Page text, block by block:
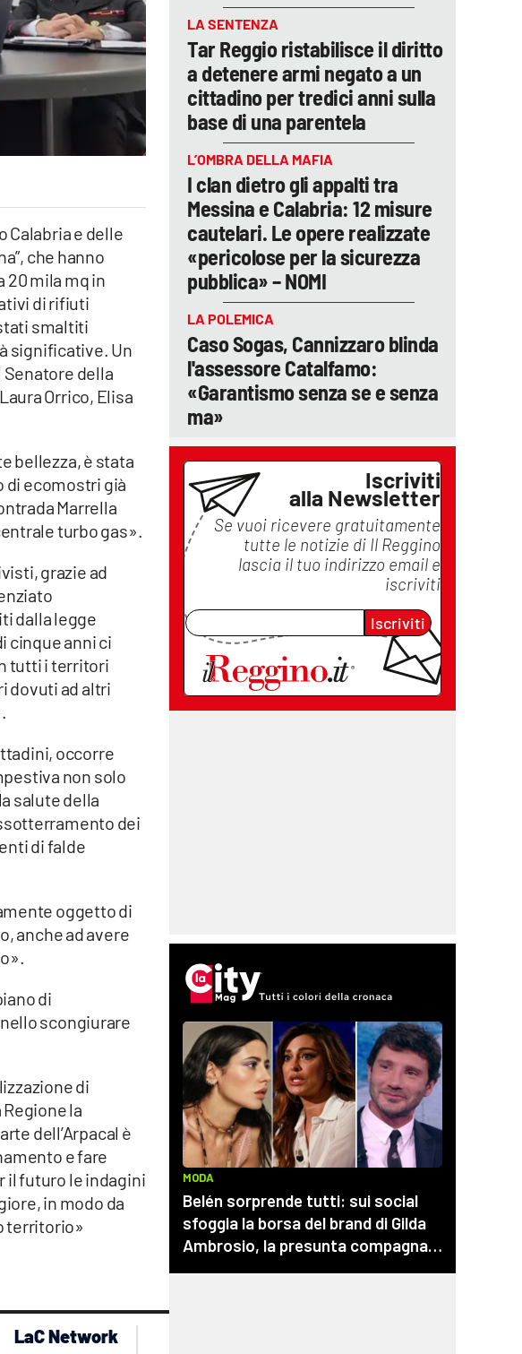
Calabria e delle
che hanno
mila mq in
di rifiuti
smaltiti
significative. Un
della
Orrico, Elisa
bellezza, è stata
di ecomostri già
Marrella
turbo gas».
grazie ad
dalla legge
cinque anni ci
tutti i territori
dovuti ad altri
occorre
non solo
salute della
dei
di falde
oggetto di
anche ad avere
di
scongiurare
di
la
dell’Arpacal è
e fare
futuro le indagini
in modo da
territorio»
LA SENTENZA
Tar Reggio ristabilisce il diritto
a detenere armi negato a un
cittadino per tredici anni sulla
base di una parentela
L’OMBRA DELLA MAFIA
I clan dietro gli appalti tra
Messina e Calabria: 12 misure
cautelari. Le opere realizzate
«pericolose per la sicurezza
pubblica» – NOMI
LA POLEMICA
Caso Sogas, Cannizzaro blinda
l'assessore Catalfamo:
«Garantismo senza se e senza
ma»
Iscriviti
alla Newsletter
Se vuoi ricevere gratuitamente
tutte le notizie di Il Reggino
lascia il tuo indirizzo email e
iscriviti
Iscriviti
LaC Network